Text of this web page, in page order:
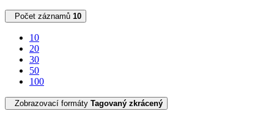
Počet záznamů 10
10
20
30
50
100
Zobrazovací formáty Tagovaný zkrácený